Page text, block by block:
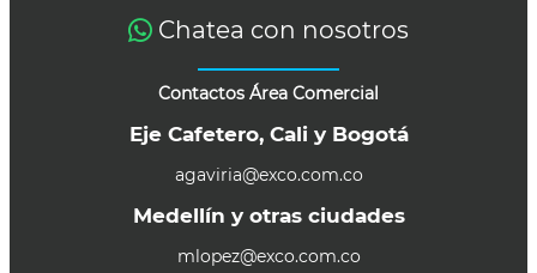
Chatea con nosotros
Contactos Área Comercial
Eje Cafetero, Cali y Bogotá
agaviria@exco.com.co
Medellín y otras ciudades
mlopez@exco.com.co